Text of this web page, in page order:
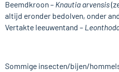
Beemdkroon – Knautia arvensis
altijd eronder bedolven, onder
Vertakte leeuwentand –
Sommige insecten/bijen/